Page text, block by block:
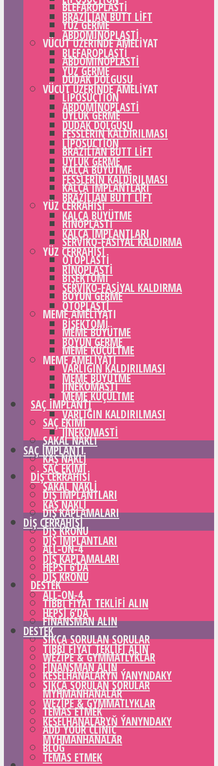
BLEFAROPLASTI
YÜZ GERME
VÜCUT ÜZERINDE AMELIYAT
ABDOMINOPLASTI
DUDAK DOLGUSU
LIPOSUCTION
UYLUK GERME
FESSLERIN KALDIRILMASI
BRAZILIAN BUTT LIFT
KALÇA BÜYÜTME
KALÇA IMPLANTLARI
YÜZ CERRAHISI
RINOPLASTI
SERVIKO-FASIYAL KALDIRMA
OTOPLASTI
BIŞEKTOMI
BOYUN GERME
MEME AMELIYATI
MEME BÜYÜTME
MEME KÜÇÜLTME
VARLIĞIN KALDIRILMASI
JINEKOMASTI
SAÇ IMPLANTI
SAÇ EKIMI
SAKAL NAKLI
KAŞ NAKLI
DIŞ CERRAHISI
DIŞ IMPLANTLARI
DIŞ KAPLAMALARI
DIŞ KRONU
ALL-ON-4
HEPSI 6’DA
DESTEK
TIBBI FIYAT TEKLIFI ALIN
FINANSMAN ALIN
SIKÇA SORULAN SORULAR
WEZIPE & GYMMATLYKLAR
KESELHANALARYŇ ÝANYNDAKY
MYHMANHANALAR
TEMAS ETMEK
ADD YOUR CLINIC
BLOG
BRAZILIAN BUTT LIFT
ABDOMINOPLASTI
BLEFAROPLASTI
YÜZ GERME
VÜCUT ÜZERINDE AMELIYAT
ABDOMINOPLASTI
DUDAK DOLGUSU
LIPOSUCTION
UYLUK GERME
FESSLERIN KALDIRILMASI
BRAZILIAN BUTT LIFT
KALÇA BÜYÜTME
KALÇA IMPLANTLARI
YÜZ CERRAHISI
RINOPLASTI
SERVIKO-FASIYAL KALDIRMA
OTOPLASTI
BIŞEKTOMI
BOYUN GERME
MEME AMELIYATI
MEME BÜYÜTME
MEME KÜÇÜLTME
VARLIĞIN KALDIRILMASI
JINEKOMASTI
SAÇ IMPLANTI
SAÇ EKIMI
SAKAL NAKLI
KAŞ NAKLI
DIŞ CERRAHISI
DIŞ IMPLANTLARI
DIŞ KAPLAMALARI
DIŞ KRONU
ALL-ON-4
HEPSI 6’DA
DESTEK
TIBBI FIYAT TEKLIFI ALIN
FINANSMAN ALIN
SIKÇA SORULAN SORULAR
WEZIPE & GYMMATLYKLAR
KESELHANALARYŇ ÝANYNDAKY
MYHMANHANALAR
TEMAS ETMEK